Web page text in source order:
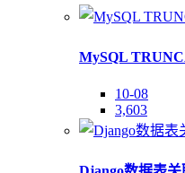
MySQL
10-08
3,603